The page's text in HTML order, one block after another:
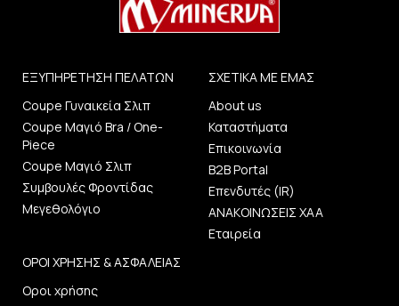
ΕΞΥΠΗΡΕΤΗΣΗ ΠΕΛΑΤΩΝ
Coupe Γυναικεία Σλιπ
Coupe Μαγιό Bra / One-
Piece
Coupe Μαγιό Σλιπ
Συμβουλές Φροντίδας
Μεγεθολόγιο
ΣΧΕΤΙΚΑ ΜΕ ΕΜΑΣ
About us
Καταστήματα
Επικοινωνία
B2B Portal
Επενδυτές (IR)
ΑΝΑΚΟΙΝΩΣΕΙΣ ΧΑΑ
Εταιρεία
ΟΡΟΙ ΧΡΗΣΗΣ & ΑΣΦΑΛΕΙΑΣ
Οροι χρήσης